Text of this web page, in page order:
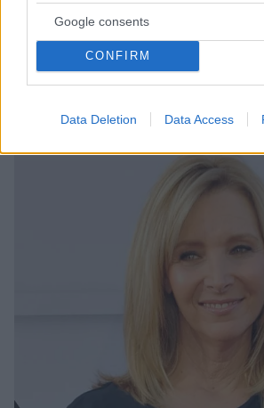
Google consents
CONFIRM
Data Deletion Data Access
νοημοσύνης - Τι δουλειά θα μείνει
Η ηθοποιός εξέφρασε την ανησυχία
μέλλον των ηθοποιών, καθώς η